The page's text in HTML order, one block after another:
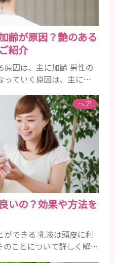
齢が原因？艶のある
紹介
原因は、主に加齢 男性の
っていく原因は、主に加
つのまにか髪がチリチリ
たと感じる人もいるでし
ての魅力が出てくる40代
が多い傾向があります。
、年齢と共に乱れていき
...
ヘア
いの？効果や方法を
できる 乳液は頭皮に利
ことについて詳しく解説